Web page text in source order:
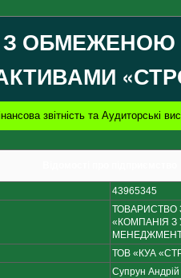
ОБМЕЖЕНОЮ
звітність та Аудиторські
43965345
ТОВАРИСТВО
«КОМПАНІЯ
ТОВ «КУА
Супрун